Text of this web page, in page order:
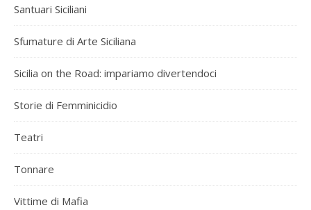
Santuari Siciliani
Sfumature di Arte Siciliana
Sicilia on the Road: impariamo divertendoci
Storie di Femminicidio
Teatri
Tonnare
Vittime di Mafia